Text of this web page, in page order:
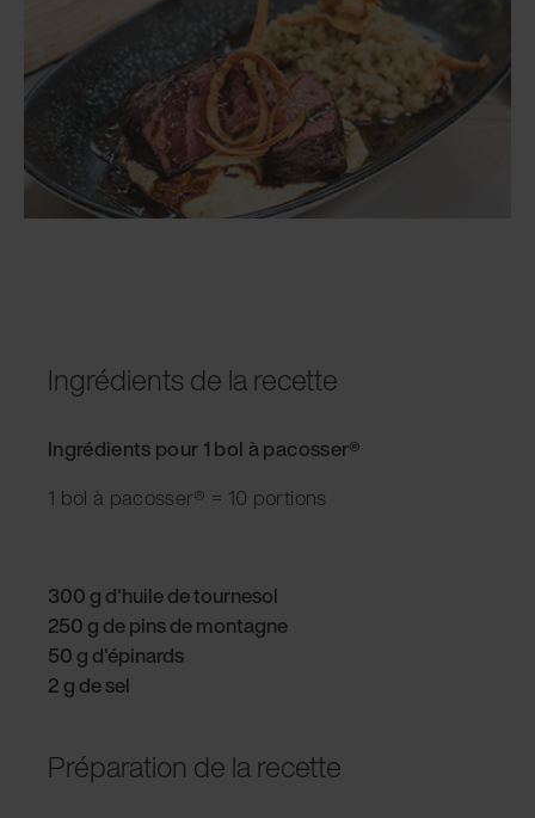
Ingrédients de la recette
Ingrédients pour 1 bol à pacosser®
1 bol à pacosser® = 10 portions
300 g d'huile de tournesol
250 g de pins de montagne
50 g d'épinards
2 g de sel
Préparation de la recette